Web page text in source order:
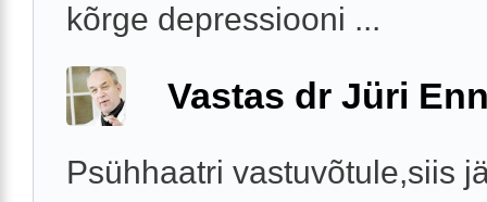
kõrge depressiooni ...
Vastas dr Jüri
Psühhaatri vastuvõtule,siis